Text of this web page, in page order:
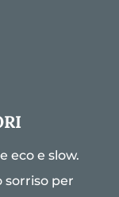
eco e slow.
sorriso per